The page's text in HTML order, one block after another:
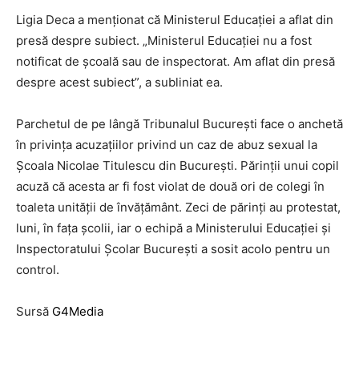
Ligia Deca a menţionat că Ministerul Educaţiei a aflat din
presă despre subiect. „Ministerul Educaţiei nu a fost
notificat de şcoală sau de inspectorat. Am aflat din presă
despre acest subiect”, a subliniat ea.
Parchetul de pe lângă Tribunalul București face o anchetă
în privința acuzațiilor privind un caz de abuz sexual la
Școala Nicolae Titulescu din București. Părinții unui copil
acuză că acesta ar fi fost violat de două ori de colegi în
toaleta unității de învățământ. Zeci de părinți au protestat,
luni, în fața școlii, iar o echipă a Ministerului Educației și
Inspectoratului Școlar București a sosit acolo pentru un
control.
Sursă G4Media